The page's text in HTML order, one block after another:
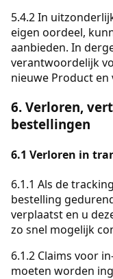
5.4.2 In
eigen oordeel,
aanbieden. In
verantwoordelijk
nieuwe Product en
6. Verloren,
bestellingen
6.1 Verloren in
6.1.1 Als de
bestelling
verplaatst en u
zo snel mogelijk
6.1.2 Claims voor
moeten worden